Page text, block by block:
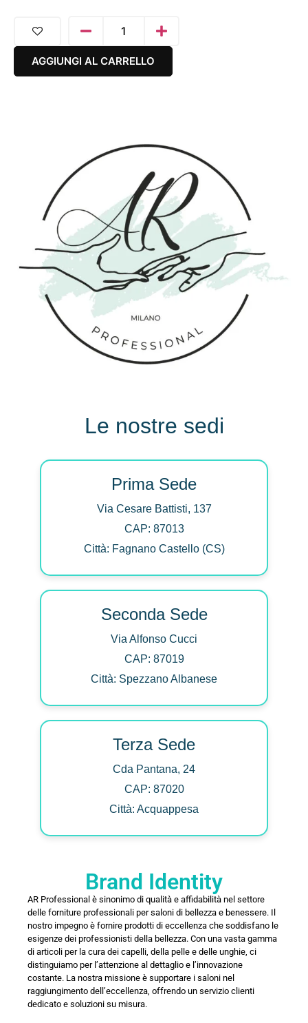
AGGIUNGI AL CARRELLO
Le nostre sedi
Prima Sede
Via Cesare Battisti, 137
CAP: 87013
Città: Fagnano Castello (CS)
Seconda Sede
Via Alfonso Cucci
CAP: 87019
Città: Spezzano Albanese
Terza Sede
Cda Pantana, 24
CAP: 87020
Città: Acquappesa
Brand Identity
AR Professional è sinonimo di qualità e affidabilità nel settore
delle forniture professionali per saloni di bellezza e benessere. Il
nostro impegno è fornire prodotti di eccellenza che soddisfano le
esigenze dei professionisti della bellezza. Con una vasta gamma
di articoli per la cura dei capelli, della pelle e delle unghie, ci
distinguiamo per l’attenzione al dettaglio e l’innovazione
costante. La nostra missione è supportare i saloni nel
raggiungimento dell’eccellenza, offrendo un servizio clienti
dedicato e soluzioni su misura.